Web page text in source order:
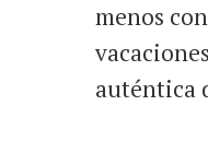
menos
auténtica